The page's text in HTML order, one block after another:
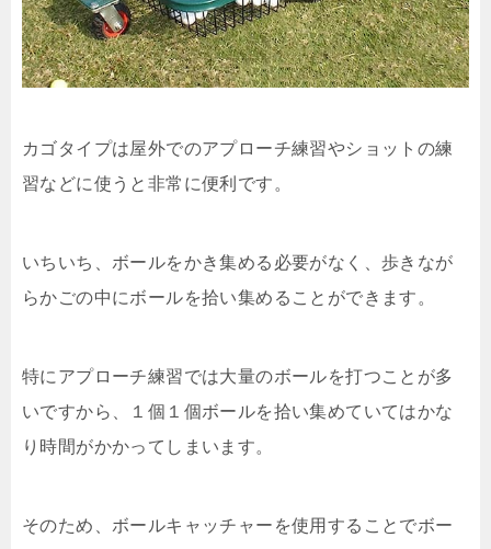
カゴタイプは屋外でのアプローチ練習やショットの練
習などに使うと非常に便利です。
いちいち、ボールをかき集める必要がなく、歩きなが
らかごの中にボールを拾い集めることができます。
特にアプローチ練習では大量のボールを打つことが多
いですから、１個１個ボールを拾い集めていてはかな
り時間がかかってしまいます。
そのため、ボールキャッチャーを使用することでボー